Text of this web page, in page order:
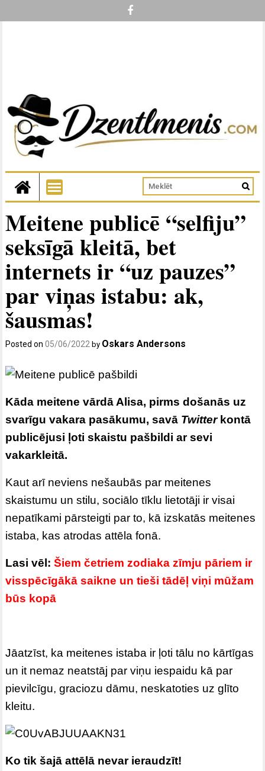
Meitene publicē “selfiju”
seksīgā kleitā, bet
internets ir “uz pauzes”
par viņas istabu: ak,
šausmas!
Posted on05/06/2022 by Oskars Andersons
Kāda meitene vārdā Alisa, pirms došanās uz
svarīgu vakara pasākumu, savā Twitterkontā
publicējusi ļoti skaistu pašbildi ar sevi
vakarkleitā.
Kaut arī neviens nešaubās par meitenes
skaistumu un stilu, sociālo tīklu lietotāji ir visai
nepatīkami pārsteigti par to, kā izskatās meitenes
istaba, kas atrodas attēla fonā.
Lasi vēl: Šiem četriem zodiaka zīmju pāriem ir
visspēcīgākā saikne un tieši tādēļ viņi mūžam
būs kopā
Jāatzīst, ka meitenes istaba ir ļoti tālu no kārtīgas
un it nemaz neatstāj par viņu iespaidu kā par
pievilcīgu, graciozu dāmu, neskatoties uz glīto
kleitu.
Ko tik šajā attēlā nevar ieraudzīt!